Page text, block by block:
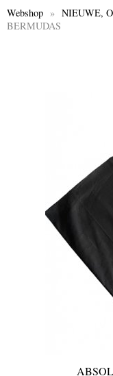
Webshop » NIEUWE,
BERMUDAS